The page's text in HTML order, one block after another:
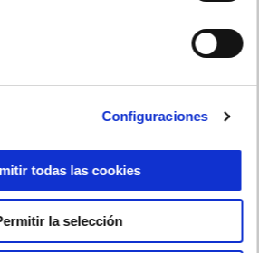
Configuraciones
todas las cookies
la selección
DreamRide Now al 4,99% o
2 años de Mantenimiento GRATIS